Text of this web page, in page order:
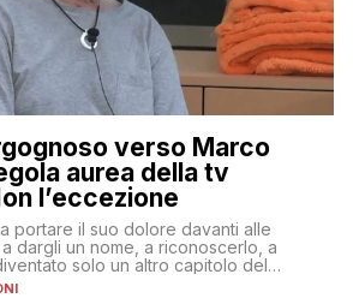
verso Marco
aurea della tv
l’eccezione
portare il suo dolore davanti alle
dargli un nome, a riconoscerlo, a
solo un altro capitolo del